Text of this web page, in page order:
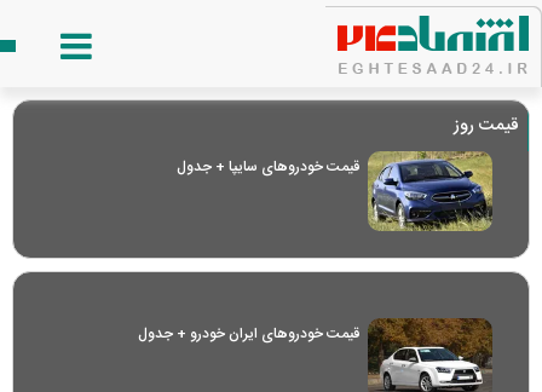
قیمت روز
قیمت خودرو‌های سایپا + جدول
قیمت خودرو‌های ایران خودرو + جدول